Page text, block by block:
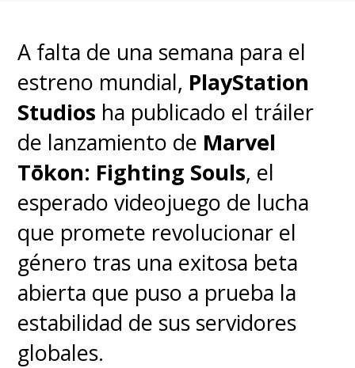
"Y ahora -añadió Reed-entra
en contacto con un villano en
esta película, 'Kang el
Conquistador', que domina el
tiempo, y ¿qué significa eso
para ellos?".
A falta de una semana para el
estreno mundial, PlayStation
Studios ha publicado el tráiler
de lanzamiento de Marvel
Tōkon: Fighting Souls, el
esperado videojuego de lucha
que promete revolucionar el
género tras una exitosa beta
abierta que puso a prueba la
estabilidad de sus servidores
globales.